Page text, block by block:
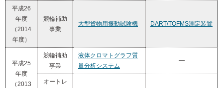
平成26
年度
（2014
年度）
競輪補助
事業
大型貨物用振動試験機 DART/TOFMS測定装置
平成25
年度
（2013
競輪補助
事業
液体クロマトグラフ質
量分析システム
―
オートレ